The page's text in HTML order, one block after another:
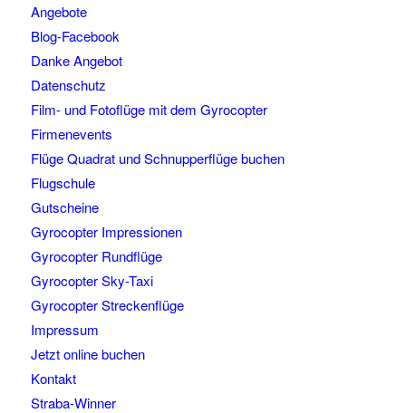
Angebote
Blog-Facebook
Danke Angebot
Datenschutz
Film- und Fotoflüge mit dem Gyrocopter
Firmenevents
Flüge Quadrat und Schnupperflüge buchen
Flugschule
Gutscheine
Gyrocopter Impressionen
Gyrocopter Rundflüge
Gyrocopter Sky-Taxi
Gyrocopter Streckenflüge
Impressum
Jetzt online buchen
Kontakt
Straba-Winner